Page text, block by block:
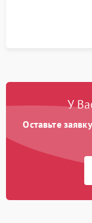
корректности
У
Оставьте